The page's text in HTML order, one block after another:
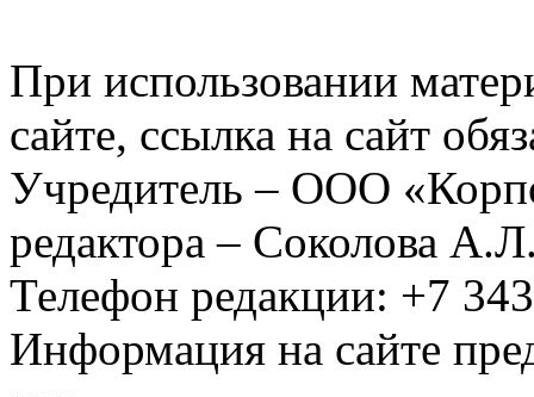
При использовании
сайте, ссылка на сайт
Учредитель – ООО
редактора – Соколова
Телефон редакции: +7
Информация на сайте